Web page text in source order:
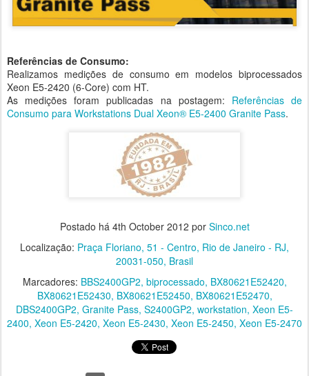
Referências de Consumo:
Realizamos medições de consumo em modelos biprocessados
Xeon E5-2420 (6-Core) com HT.
As medições foram publicadas na postagem: Referências de
Consumo para Workstations Dual Xeon® E5-2400 Granite Pass.
Postado há 4th October 2012 por Sinco.net
Localização: Praça Floriano, 51 - Centro, Rio de Janeiro - RJ,
20031-050, Brasil
Marcadores: BBS2400GP2 biprocessado BX80621E52420
BX80621E52430 BX80621E52450 BX80621E52470
DBS2400GP2 Granite Pass S2400GP2 workstation Xeon E5-
2400 Xeon E5-2420 Xeon E5-2430 Xeon E5-2450 Xeon E5-2470